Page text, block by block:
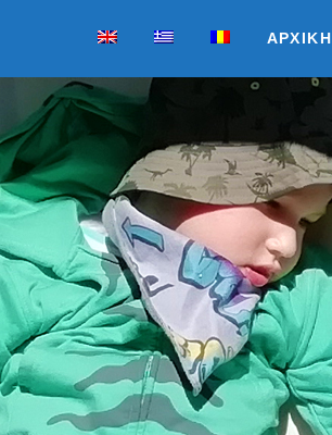
ΑΡΧΙΚΉ